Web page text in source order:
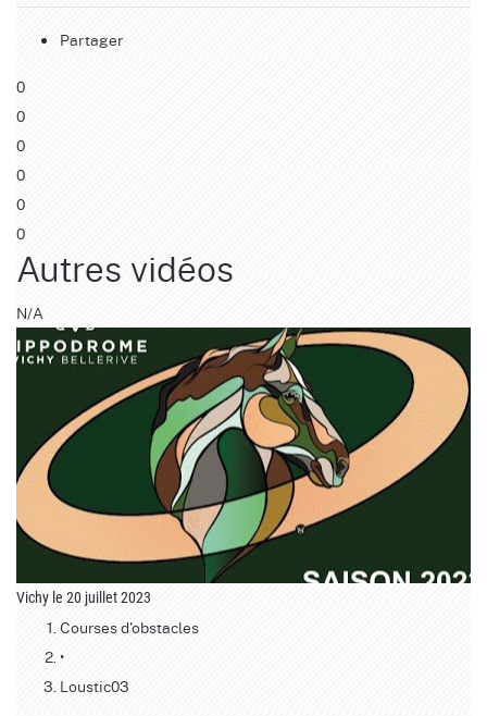
Partager
0
0
0
0
0
0
Autres vidéos
N/A
Vichy le 20 juillet 2023
Courses d'obstacles
•
Loustic03